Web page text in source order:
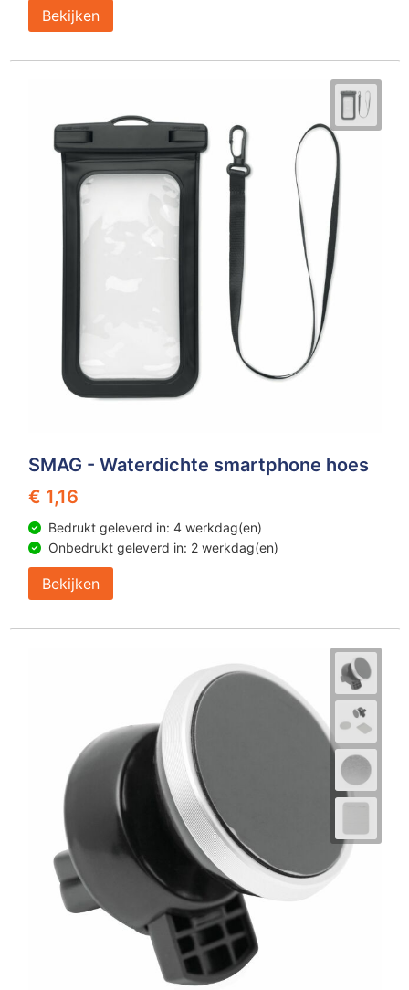
Bekijken
SMAG - Waterdichte smartphone hoes
€ 1,16
Bedrukt geleverd in: 4 werkdag(en)
Onbedrukt geleverd in: 2 werkdag(en)
Bekijken